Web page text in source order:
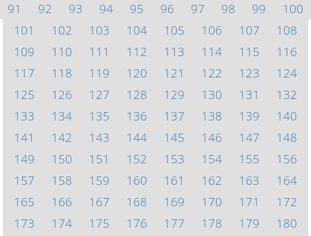
91
92 93 94 95 96 97 98 99
100
101
102 103 104 105 106 107
108
109
110 111 112 113 114 115
116
117
118 119 120 121 122 123
124
125
126 127 128 129 130 131
132
133
134 135 136 137 138 139
140
141
142 143 144 145 146 147
148
149
150 151 152 153 154 155
156
157
158 159 160 161 162 163
164
165
166 167 168 169 170 171
172
173
174 175 176 177 178 179
180